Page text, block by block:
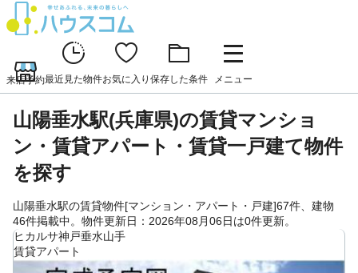
来店予約最近見た物件お気に入り 保存した条件 メニュー
山陽垂水駅(兵庫県)の賃貸マンショ
ン・賃貸アパート・賃貸一戸建て物件
を探す
山陽垂水駅の賃貸物件[マンション・アパート・戸建]67件、建物
46件掲載中。物件更新日：2026年08月06日は0件更新。
ヒカルサ神戸垂水山手
賃貸アパート